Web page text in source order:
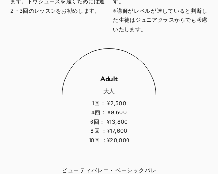
ます。トウシューズを履くためには週
2・3回のレッスンをお勧めします。
す。
※講師がレベルが達していると判断し
た生徒はジュニアクラスからでも考慮
いたします。
Adult
大人
1回： ¥2,500
4回： ¥9,600
6回： ¥13,800
8回 ：¥17,600
10回 ：¥20,000
ビューティバレエ・ベーシックバレ